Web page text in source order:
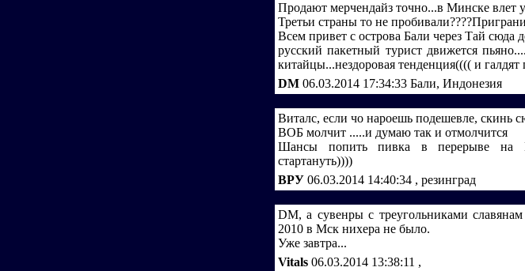
Продают мерчендайз точно...в Минске влет
Третьи страны то не
Всем привет с острова Бали через Тай сюда
русский пакетный турист движется
китайцы...нездоровая тенденция(((( и галдят
DM 06.03.2014 17:34:33 Бали, Индонезия
Виталс, если чо нароешь подешевле, скинь
ВОБ молчит .....и думаю так и отмолчится
Шансы попить пивка в перерыве на
стартануть))))
ВРУ 06.03.2014 14:40:34 , резинград
DM, а сувенры с треугольниками
2010 в Мск нихера не было.
Уже завтра...
Vitals 06.03.2014 13:38:11 ,